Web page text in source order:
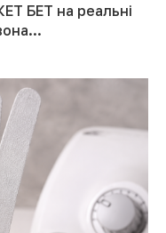
БЕТ на реальні